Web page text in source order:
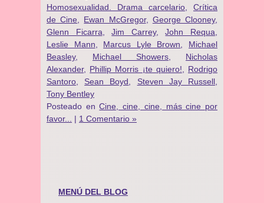
Homosexualidad. Drama carcelario
Crítica
de Cine
Ewan McGregor, George Clooney,
Glenn Ficarra ,Jim Carrey,John Requa
Leslie Mann
Marcus Lyle Brown
Michael
Beasley, Michael Showers
Nicholas
Alexander, Phillip Morris ¡te quiero!
Rodrigo
Santoro
Sean Boyd Steven Jay Russell
Tony Bentley
Posteado enCine, cine, cine, más cine por
favor...
| 1 Comentario »
MENÚ DEL BLOG